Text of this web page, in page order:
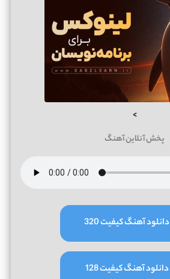
>
پخش آنلاین آهنگ
دانلود آهنگ کیفیت 320
دانلود آهنگ کیفیت 128